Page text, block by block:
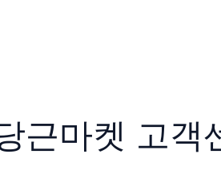
근마켓 고객